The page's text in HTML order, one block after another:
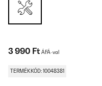
3 990 Ft ÁFÁ-val
TERMÉKKÓD: 10048381